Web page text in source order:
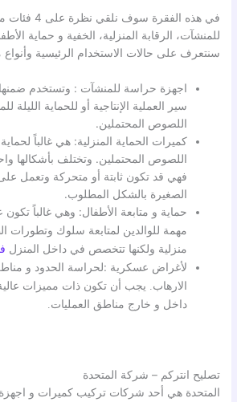
في هذه
للمنشآت، الرقابة المنزلية، الخفية و حماية
سنتعرف على حالات الاستخدام الرئيسية وأنواع
اجهزة حراسة للمنشآت : وتستخدم ضمنها
سير العملية الإنتاجية أو للحماية الليلة
اللصوص المحتملين.
كميرات الحماية المنزلية: هي غالباً
اللصوص المحتملين. وتختلف بأشكالها
فهي قد تكون ثابتة أو متحركة وتعمل على
الصغيرة بالشكل المطلوب.
حماية و متابعة الأطفال: وهي غالباً
مهمة للوالدين لمتابعة سلوك وتطورات
منزلية ولكنها تتخصص في داخل المنزل
لأغراض عسكرية :لحراسة الحدود و
الارهاب. يجب أن تكون ذات مميزات
داخل و خارج مناطق العمليات.
تصليح انتركم – شركة المتحدة
المتحدة هي أحد شركات تركيب كميرات و اجهزة